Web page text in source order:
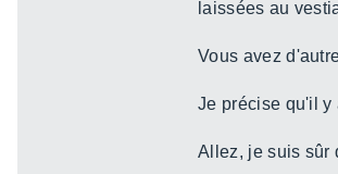
laissées au
Vous avez
Je précise qu'il y
Allez, je suis sûr